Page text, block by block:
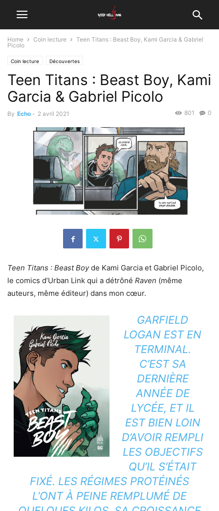
Home Coin lecture
Teen Titans : Beast Boy, Kami Garcia & Gabriel
Picolo
Coin lecture Découvertes
Teen Titans : Beast Boy, Kami
Garcia & Gabriel Picolo
By Echo - 2 avril 2021 0
801
Teen Titans : Beast Boyde Kami Garcia et Gabriel Picolo,
le comics d’Urban Link qui a détrôné Raven (même
auteurs, même éditeur) dans mon cœur.
GARFIELD
LOGAN EST EN
TERMINAL.
C’EST SA
DERNIÈRE
ANNÉE DE
LYCÉE, ET IL
EST BIEN LOIN
D’AVOIR REMPLI
LES OBJECTIFS
QU’IL S’ÉTAIT
FIXÉ. LES RÉGIMES PROTÉINÉS
L’ONT À PEINE REMPLUMÉ DE